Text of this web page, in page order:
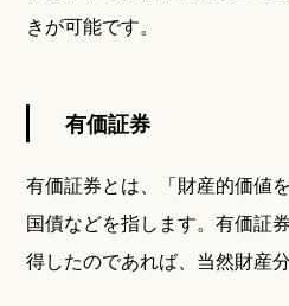
きが可能です。
有価証券
有価証券とは、「財産的価値
国債などを指します。有価証
得したのであれば、当然財産